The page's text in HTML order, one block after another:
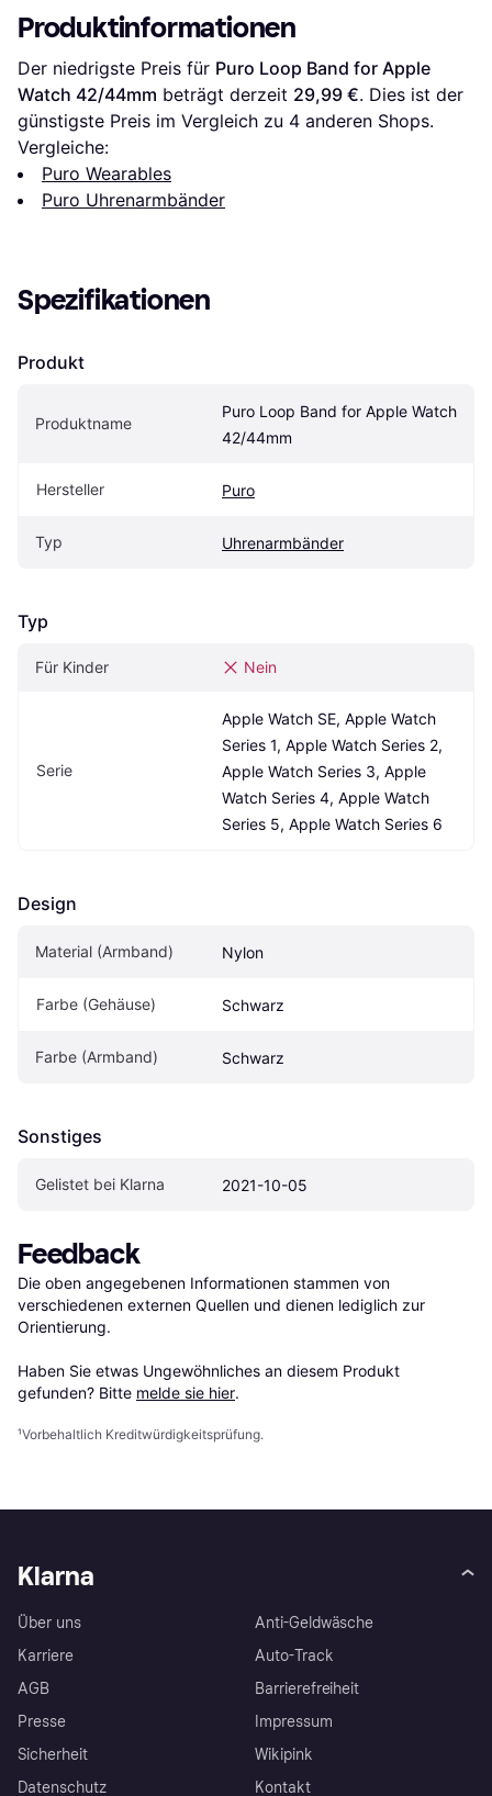
Produktinformationen
Der niedrigste Preis für Puro Loop Band for Apple
Watch 42/44mm beträgt derzeit 29,99 €. Dies ist der
günstigste Preis im Vergleich zu 4 anderen Shops.
Vergleiche:
Puro Wearables
Puro Uhrenarmbänder
Spezifikationen
Produkt
Produktname
Puro Loop Band for Apple Watch
42/44mm
Hersteller Puro
Typ Uhrenarmbänder
Typ
Für Kinder Nein
Serie
Apple Watch SE, Apple Watch
Series 1, Apple Watch Series 2,
Apple Watch Series 3, Apple
Watch Series 4, Apple Watch
Series 5, Apple Watch Series 6
Design
Material (Armband) Nylon
Farbe (Gehäuse) Schwarz
Farbe (Armband) Schwarz
Sonstiges
Gelistet bei Klarna 2021-10-05
Feedback
Die oben angegebenen Informationen stammen von
verschiedenen externen Quellen und dienen lediglich zur
Orientierung.
Haben Sie etwas Ungewöhnliches an diesem Produkt
gefunden? Bitte melde sie hier.
¹Vorbehaltlich Kreditwürdigkeitsprüfung.
Klarna
Über uns
Karriere
AGB
Presse
Sicherheit
Datenschutz
Anti-Geldwäsche
Auto-Track
Barrierefreiheit
Impressum
Wikipink
Kontakt